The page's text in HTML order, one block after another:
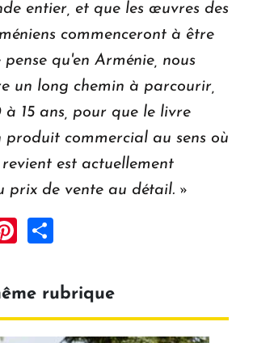
entier, et que les œuvres des
commenceront à être
pense qu'en Arménie, nous
un long chemin à parcourir,
à 15 ans, pour que le livre
produit commercial au sens où
est actuellement
prix de vente au détail. »
Pinterest
rubrique